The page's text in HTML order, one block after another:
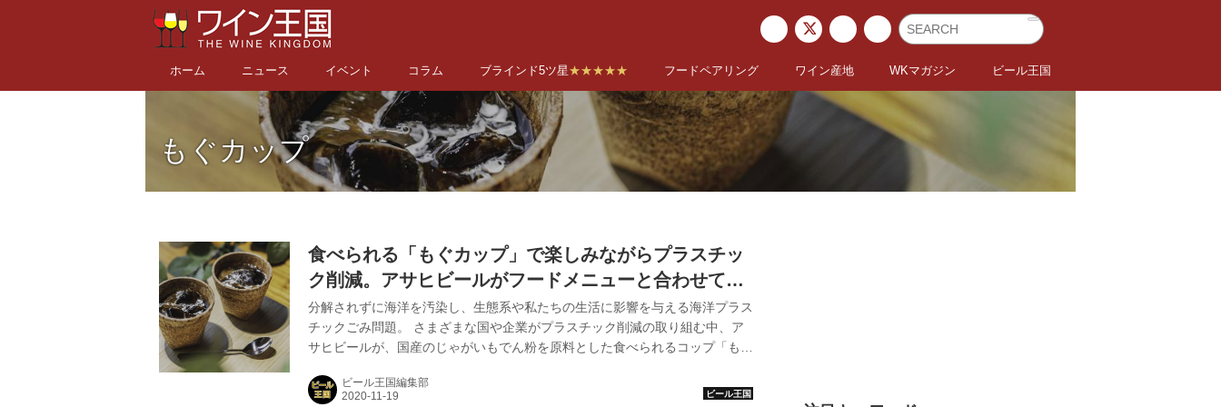
ホーム ニュース イベント コラム ブラインド5ツ星★★★★★ フードペアリング ワイン産地 WKマガジン ビール王国
もぐカップ
食べられる「もぐカップ」で楽しみながらプラスチッ
ク削減。アサヒビールがフードメニューと合わせて試
験運用中！
分解されずに海洋を汚染し、生態系や私たちの生活に影響を与える海洋プラス
チックごみ問題。 さまざまな国や企業がプラスチック削減の取り組む中、ア
サヒビールが、国産のじゃがいもでん粉を原料とした食べられるコップ「もぐ
型コワーキングスペースや飲食店でテスト展開を実施している。 中身との組
ビール王国編集部